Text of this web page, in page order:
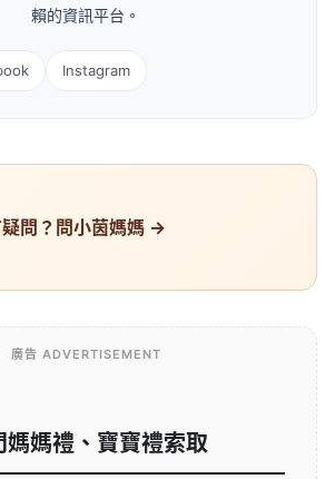
賴的資訊平台。
Instagram
問？問小茵媽媽 →
廣告 ADVERTISEMENT
媽媽禮、寶寶禮索取